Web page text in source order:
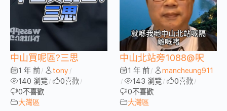
中山買呢區?三思
1 年 前 / tony /
140 瀏覽 / 0喜歡 /
0不喜歡
大灣區
中山北站旁1088@呎
1 年 前 / mancheung911
/ 143 瀏覽 / 0喜歡 /
0不喜歡
大灣區